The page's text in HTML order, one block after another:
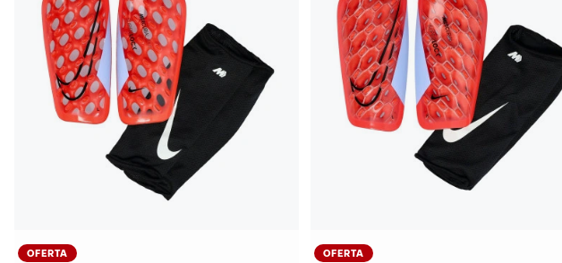
OFERTA OFERTA